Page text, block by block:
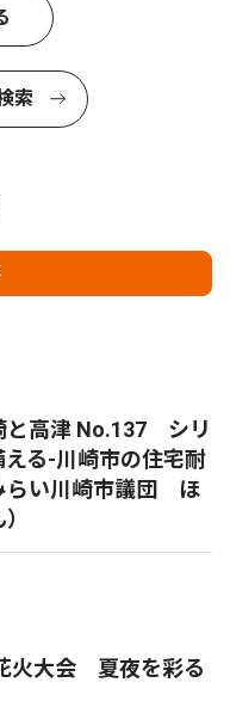
索
と高津 No.137 シリ
る-川崎市の住宅耐
い川崎市議団 ほ
火大会 夏夜を彩る